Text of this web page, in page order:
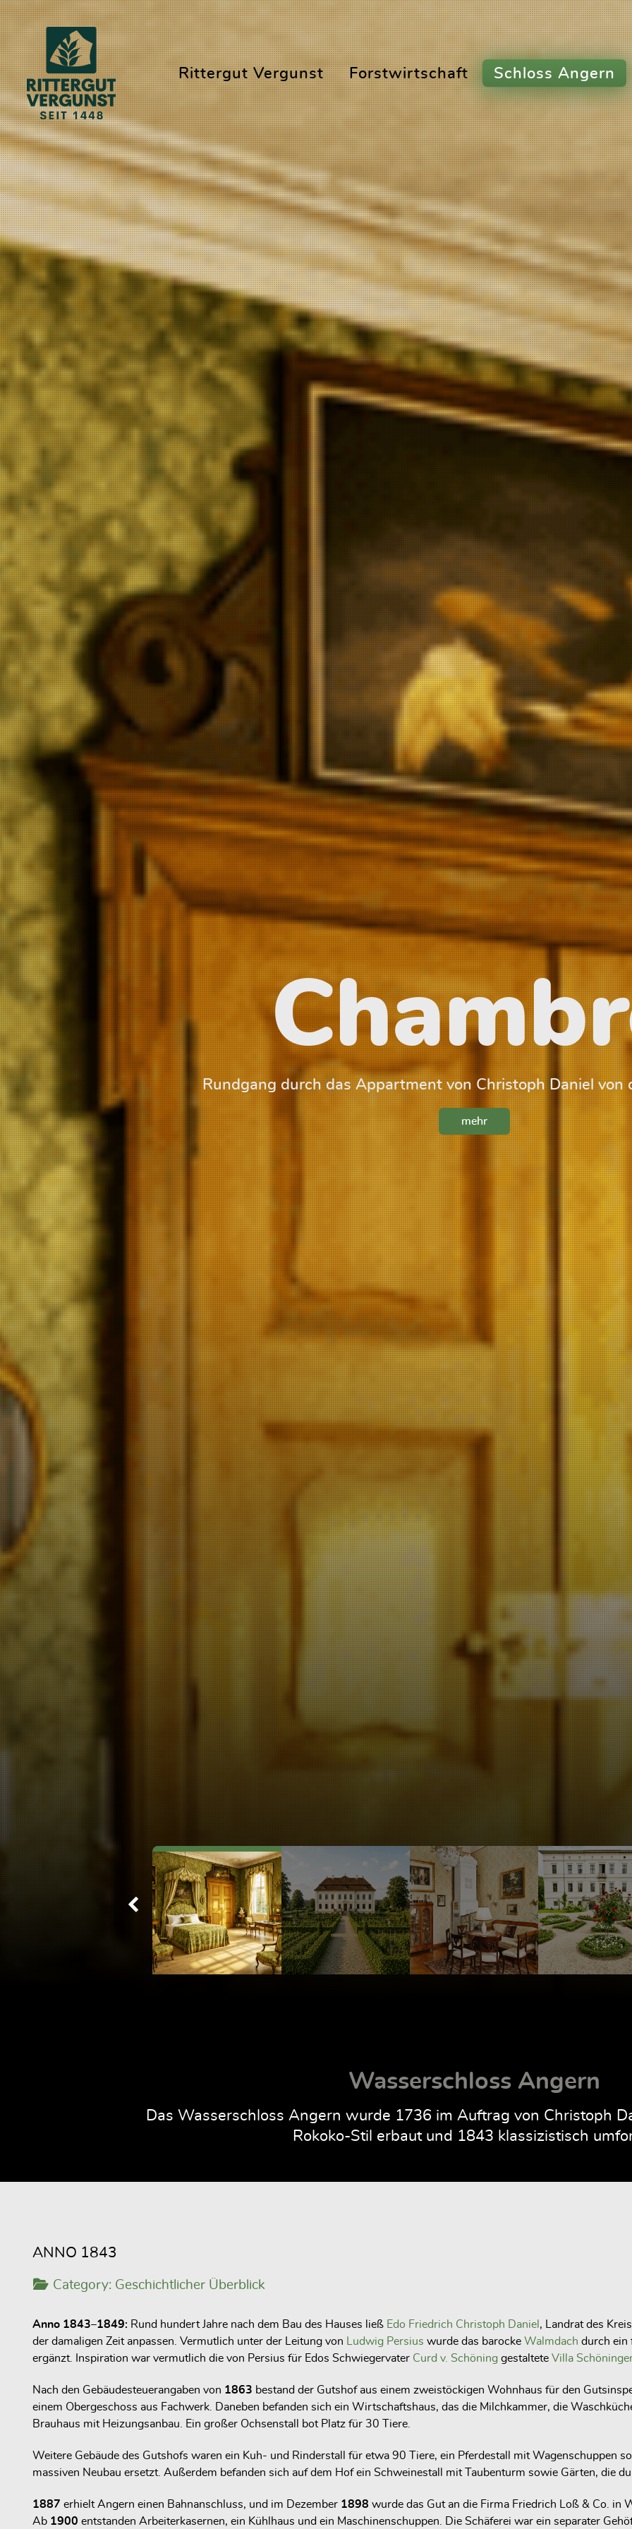
Rittergut Vergunst Forstwirtschaft Schloss Angern
Rundgang durch das Appartment von Christoph Daniel von
mehr
Wasserschloss Angern
Das Wasserschloss Angern wurde 1736 im Auftrag von Christoph
Rokoko-Stil erbaut und 1843 klassizistisch
ANNO 1843
Category: Geschichtlicher Überblick
Anno 1843–1849: Rund hundert Jahre nach dem Bau des Hauses ließ Edo Friedrich Christoph Daniel , Landrat des
der damaligen Zeit anpassen. Vermutlich unter der Leitung von Ludwig Persius wurde das barocke Walmdach durch ein
ergänzt. Inspiration war vermutlich die von Persius für Edos Schwiegervater Curd v. Schöning gestaltete Villa
Nach den Gebäudesteuerangaben von 1863 bestand der Gutshof aus einem zweistöckigen Wohnhaus für den
einem Obergeschoss aus Fachwerk. Daneben befanden sich ein Wirtschaftshaus, das die Milchkammer, die
Brauhaus mit Heizungsanbau. Ein großer Ochsenstall bot Platz für 30 Tiere.
Weitere Gebäude des Gutshofs waren ein Kuh- und Rinderstall für etwa 90 Tiere, ein Pferdestall mit Wagenschuppen
massiven Neubau ersetzt. Außerdem befanden sich auf dem Hof ein Schweinestall mit Taubenturm sowie Gärten, die
1887 erhielt Angern einen Bahnanschluss, und im Dezember 1898 wurde das Gut an die Firma Friedrich Loß & Co. in
Ab 1900 entstanden Arbeiterkasernen, ein Kühlhaus und ein Maschinenschuppen. Die Schäferei war ein separater